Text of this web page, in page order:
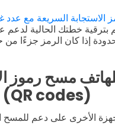
الاستجابة السريعة مع
بترقية خطتك الحالية لدعم
مسح رموز
السريعة (QR codes)